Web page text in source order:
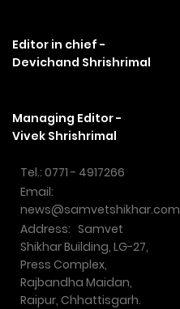
Editor in chief -
Devichand Shrishrimal
Managing Editor -
Vivek Shrishrimal
Tel.: 0771 - 4917266
Email:
news@samvetshikhar.com
Address: Samvet
Shikhar Building, LG-27,
Press Complex,
Rajbandha Maidan,
Raipur, Chhattisgarh.